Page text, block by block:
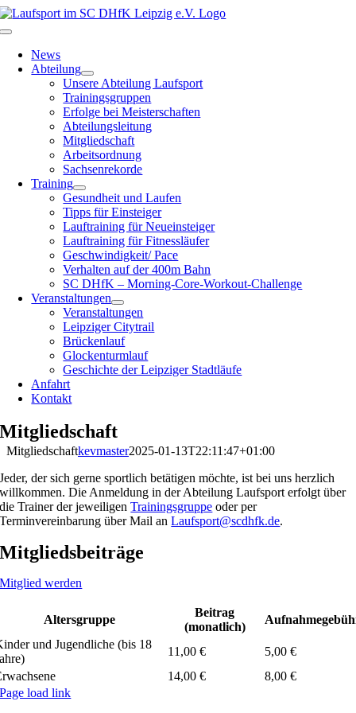
Zum
Inhalt
Toggle
Navigation
News
Abteilung
Unsere Abteilung Laufsport
Trainingsgruppen
Erfolge bei Meisterschaften
Abteilungsleitung
Mitgliedschaft
Arbeitsordnung
Sachsenrekorde
Training
Gesundheit und Laufen
Tipps für Einsteiger
Lauftraining für Neueinsteiger
Lauftraining für Fitnessläufer
Geschwindigkeit/ Pace
Verhalten auf der 400m Bahn
SC DHfK – Morning-Core-Workout-Challenge
Veranstaltungen
Veranstaltungen
Leipziger Citytrail
Brückenlauf
Glockenturmlauf
Geschichte der Leipziger Stadtläufe
Anfahrt
Kontakt
Mitgliedschaft
Mitgliedschaftkevmaster2025-01-13T22:11:47+01:00
Jeder, der sich gerne sportlich betätigen möchte, ist bei uns herzlich
willkommen. Die Anmeldung in der Abteilung Laufsport erfolgt über
die Trainer der jeweiligenTrainingsgruppe oder per
Terminvereinbarung über Mail anLaufsport@scdhfk.de.
Mitgliedsbeiträge
Mitglied werden
Altersgruppe
Beitrag
(monatlich)
und Jugendliche (bis 18
11,00 €
5,00 €
14,00 €
8,00 €
Page load link